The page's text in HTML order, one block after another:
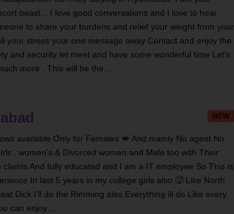
beast .. I love good conversations and I love to hear
to share your burdens and relief your weight from your
your stress your one message away Contact and enjoy the
and security let meet and have some wonderful time Let’s
more . This will be the…
NEW
available Only for Females 💋 And mainly No agent No
, women’s & Divorced women and Male too with Their
And fully educated and I am a IT employee So This is
In last 5 years in my college girls also 🥵 Like North
Dick I’ll do the Rimming also Everything ill do Like every
can enjoy…